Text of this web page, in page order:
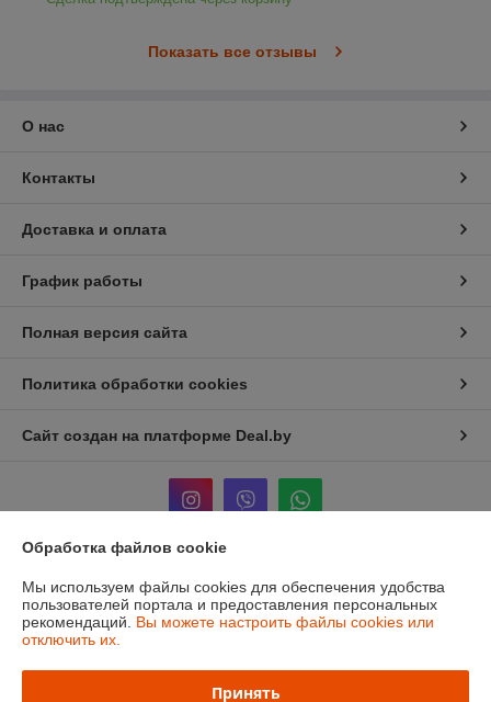
Показать все отзывы
О нас
Контакты
Доставка и оплата
График работы
Полная версия сайта
Политика обработки cookies
Сайт создан на платформе Deal.by
Информация для покупателя
Юридическое лицо:ЧТУП «Мечты Киры»
220024, г. Минск, ул. Асаналиева, д.42
Регистрационный номер ЕГР: 191512959
Обработка файлов cookie
Мы используем файлы cookies для обеспечения удобства
пользователей портала и предоставления персональных
рекомендаций. Вы можете настроить файлы cookies или
отключить их.
Принять